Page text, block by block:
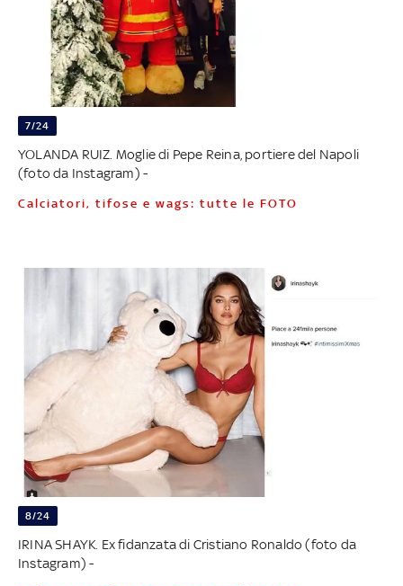
7/24
YOLANDA RUIZ. Moglie di Pepe Reina, portiere del Napoli
(foto da Instagram) -
Calciatori, tifose e wags: tutte le FOTO
8/24
IRINA SHAYK. Ex fidanzata di Cristiano Ronaldo (foto da
Instagram) -